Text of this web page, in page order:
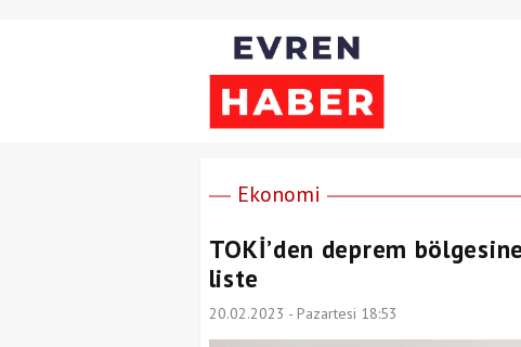
Ekonomi
TOKİ’den deprem
liste
20.02.2023 - Pazartesi 18:53